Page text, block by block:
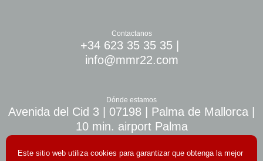
Contactanos
+34 623 35 35 35
info@mmr22.com
Dónde estamos
Avenida del Cid 3 | 07198 | Palma de Mallorca |
10 min. airport Palma
Este sitio web utiliza cookies para garantizar que obtenga la mejor